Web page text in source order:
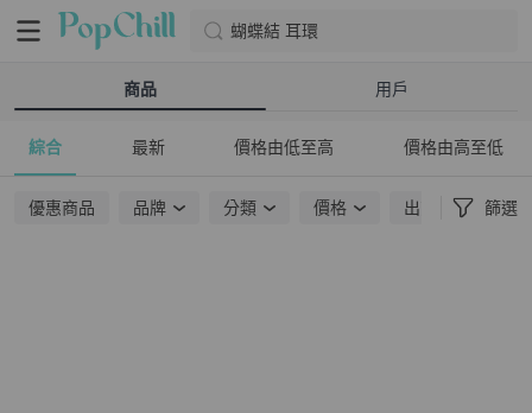
蝴蝶結 耳環
商品 用戶
綜合 最新 價格由低至高 價格由高至低
優惠商品 品牌 分類 價格 出貨地點 篩選